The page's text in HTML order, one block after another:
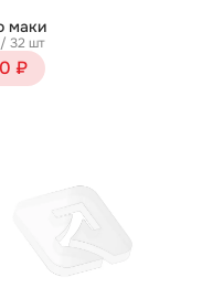
маки
/ 32 шт
₽